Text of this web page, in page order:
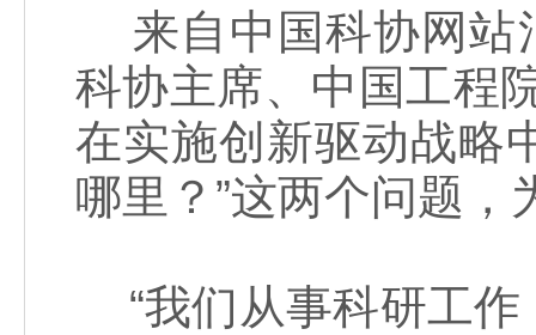
来自中国科协网站
科协主席、中国工程
在实施创新驱动战略
哪里？”这两个问题，
“我们从事科研工作